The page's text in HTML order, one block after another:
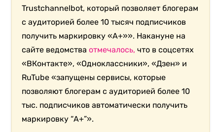
Trustchannelbot, который позволяет блогерам
с аудиторией более 10 тысяч подписчиков
получить маркировку «А+»». Накануне на
сайте ведомстваотмечалось, что в соцсетях
«ВКонтакте», «Одноклассники», «Дзен» и
RuTube «запущены сервисы, которые
позволяют блогерам с аудиторией более 10
тыс. подписчиков автоматически получить
маркировку “А+”».